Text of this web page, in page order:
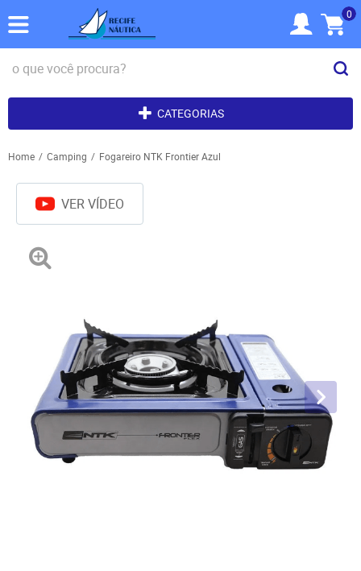
0
CATEGORIAS
Home Camping Fogareiro NTK Frontier Azul
VER VÍDEO